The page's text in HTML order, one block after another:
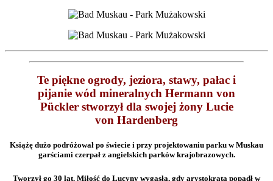
Te piękne ogrody, jeziora, stawy, pałac i
pijanie wód mineralnych Hermann von
Pückler stworzył dla swojej żony Lucie
von Hardenberg
Książę dużo podróżował po świecie i przy projektowaniu parku w Muskau
garściami czerpał z angielskich parków krajobrazowych.
Tworzył go 30 lat. Miłość do Lucyny wygasła, gdy arystokrata popadł w